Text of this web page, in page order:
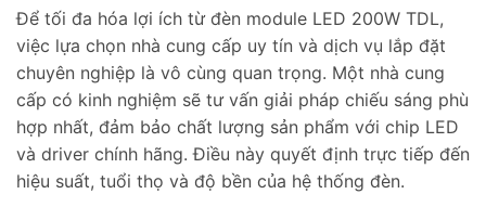
Để tối đa hóa lợi ích từ đèn module LED 200W TDL,
việc lựa chọn nhà cung cấp uy tín và dịch vụ lắp đặt
chuyên nghiệp là vô cùng quan trọng. Một nhà cung
cấp có kinh nghiệm sẽ tư vấn giải pháp chiếu sáng phù
hợp nhất, đảm bảo chất lượng sản phẩm với chip LED
và driver chính hãng. Điều này quyết định trực tiếp đến
hiệu suất, tuổi thọ và độ bền của hệ thống đèn.